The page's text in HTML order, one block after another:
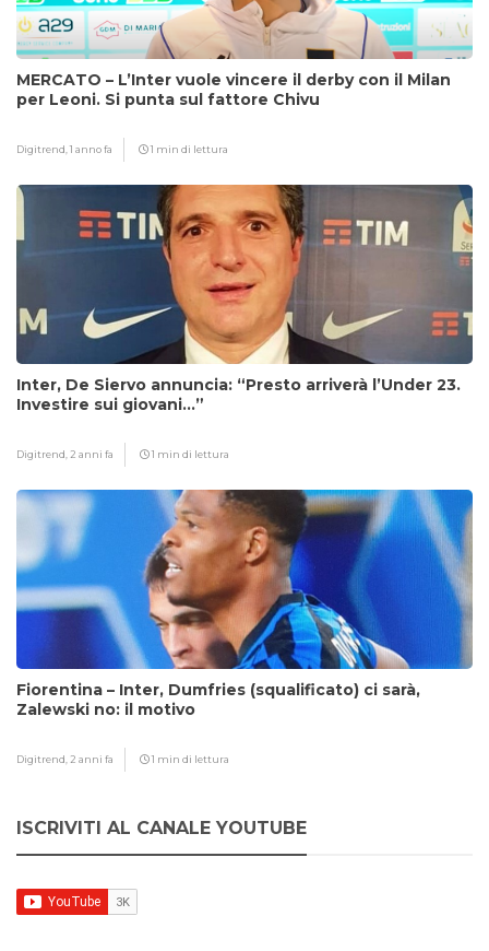
MERCATO – L’Inter vuole vincere il derby con il Milan
per Leoni. Si punta sul fattore Chivu
Digitrend,1 anno fa 1 min di lettura
Inter, De Siervo annuncia: “Presto arriverà l’Under 23.
Investire sui giovani…”
Digitrend, 2 anni fa 1 min di lettura
Fiorentina – Inter, Dumfries (squalificato) ci sarà,
Zalewski no: il motivo
Digitrend, 2 anni fa 1 min di lettura
ISCRIVITI AL CANALE YOUTUBE